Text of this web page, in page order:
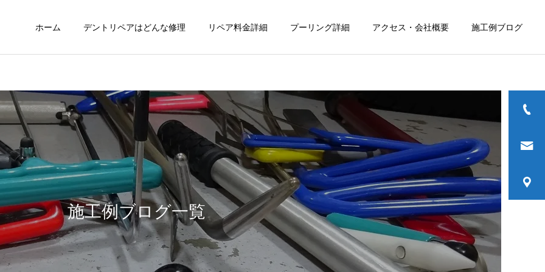
ホーム デントリペアはどんな修理 リペア料金詳細 プーリング詳細 アクセス・会社概要 施工例ブログ
施工例ブログ一覧